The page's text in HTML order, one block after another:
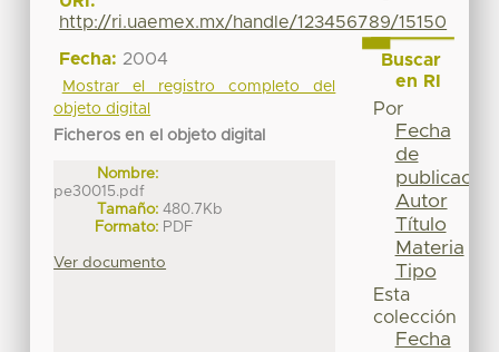
http://ri.uaemex.mx/handle/123456789/15150
Fecha: 2004
Mostrar el registro completo del
objeto digital
Ficheros en el objeto digital
Nombre:
pe30015.pdf
Tamaño: 480.7Kb
Formato: PDF
Ver documento
Buscar
en RI
Por
Fecha
de
publicación
Autor
Título
Materia
Tipo
Esta
colección
Fecha